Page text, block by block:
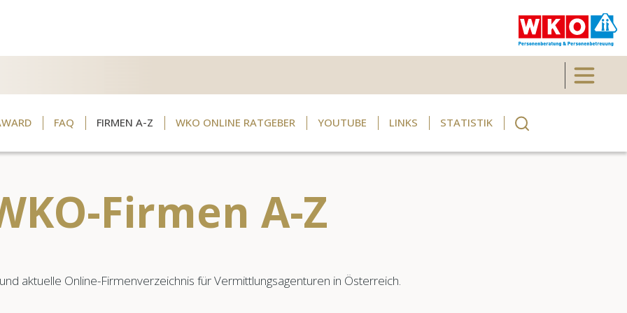
Toggle
FAQ FIRMEN A-Z WKO ONLINE RATGEBER YOUTUBE LINKS STATISTIK
Firmen A-Z
aktuelle Online-Firmenverzeichnis für Vermittlungsagenturen in Österreich.